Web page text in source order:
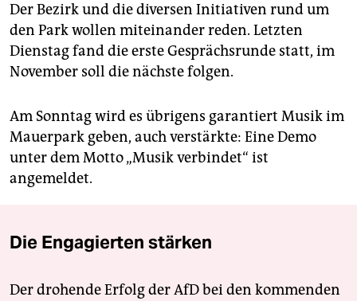
Der Bezirk und die diversen Initiativen rund um
den Park wollen miteinander reden. Letzten
Dienstag fand die erste Gesprächsrunde statt, im
November soll die nächste folgen.
Am Sonntag wird es übrigens garantiert Musik im
Mauerpark geben, auch verstärkte: Eine Demo
unter dem Motto „Musik verbindet“ ist
angemeldet.
Die Engagierten stärken
Der drohende Erfolg der AfD bei den kommenden